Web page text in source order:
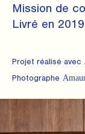
Mission de
Livré en 2019
Projet réalisé avec
Photographe